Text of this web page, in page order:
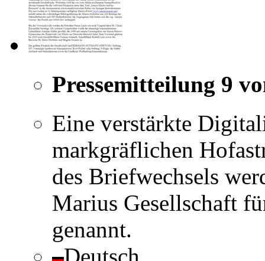
Pressemitteilung 9
Eine verstärkte
markgräflichen
des Briefwechsels
Marius Gesellschaft
genannt.
Deutsch